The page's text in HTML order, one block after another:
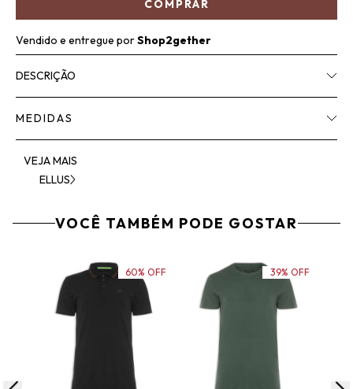
COMPRAR
Vendido e entregue porShop2gether
DESCRIÇÃO
MEDIDAS
VEJA MAIS
ELLUS
VOCÊ TAMBÉM PODE GOSTAR
60% OFF 39% OFF